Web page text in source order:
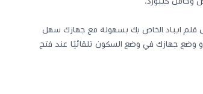
قلم ايباد الخاص بك بسهولة مع جهازك سهل
وضع جهازك في وضع السكون تلقائيًا عند فتح